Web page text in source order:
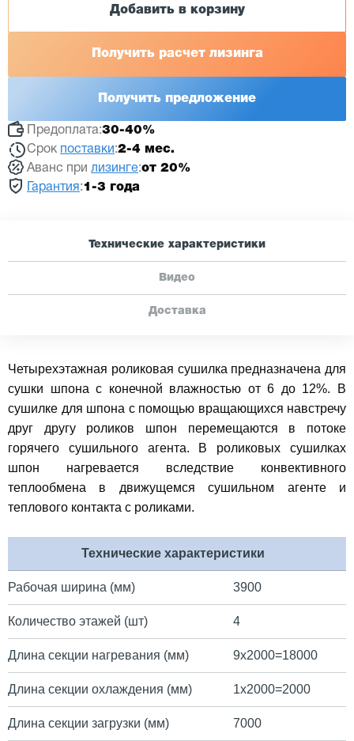
Добавить в корзину
Получить расчет лизинга
Получить предложение
Предоплата:30-40%
Срок поставки :2-4 мес.
Аванс при лизинге:от 20%
Гарантия :1-3 года
Технические характеристики
Видео
Доставка
Четырехэтажная роликовая сушилка предназначена для
сушки шпона с конечной влажностью от 6 до 12%. В
сушилке для шпона с помощью вращающихся навстречу
друг другу роликов шпон перемещаются в потоке
горячего сушильного агента. В роликовых сушилках
шпон нагревается вследствие конвективного
теплообмена в движущемся сушильном агенте и
теплового контакта с роликами.
Технические характеристики
Рабочая ширина (мм) 3900
Количество этажей (шт) 4
Длина секции нагревания (мм) 9х2000=18000
Длина секции охлаждения (мм) 1х2000=2000
Длина секции загрузки (мм) 7000